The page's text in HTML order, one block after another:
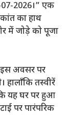
07-2026।” एक
का हाथ
में जोड़े को पूजा
इस अवसर पर
हालाँकि तस्वीरें
यह घर पर हुआ
पर पारंपरिक